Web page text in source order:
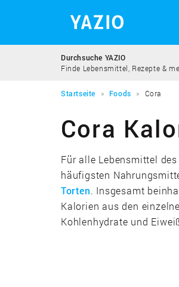
Durchsuche YAZIO
Finde Lebensmittel, Rezepte &
Startseite Foods Cora
Cora
Für alle Lebensmittel
häufigsten
Torten. Insgesamt
Kalorien aus den
Kohlenhydrate und